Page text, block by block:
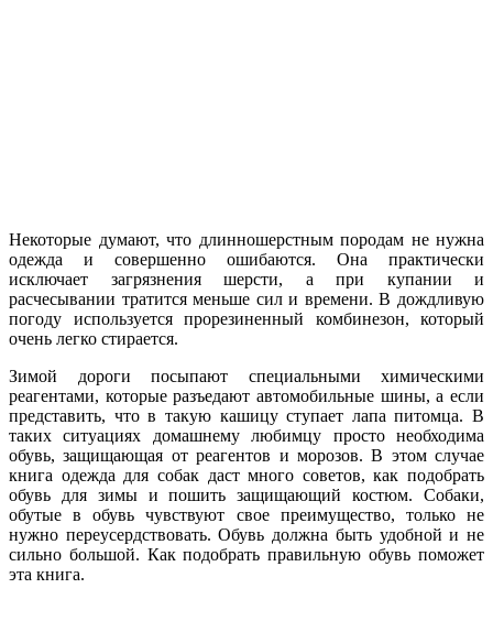
Некоторые думают, что длинношерстным породам не нужна
одежда и совершенно ошибаются. Она практически
исключает загрязнения шерсти, а при купании и
расчесывании тратится меньше сил и времени. В дождливую
погоду используется прорезиненный комбинезон, который
очень легко стирается.
Зимой дороги посыпают специальными химическими
реагентами, которые разъедают автомобильные шины, а если
представить, что в такую кашицу ступает лапа питомца. В
таких ситуациях домашнему любимцу просто необходима
обувь, защищающая от реагентов и морозов. В этом случае
книга одежда для собак даст много советов, как подобрать
обувь для зимы и пошить защищающий костюм. Собаки,
обутые в обувь чувствуют свое преимущество, только не
нужно переусердствовать. Обувь должна быть удобной и не
сильно большой. Как подобрать правильную обувь поможет
эта книга.